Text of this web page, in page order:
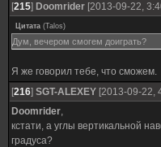
[215] Doomrider [2013-09-22,
Цитата (Talos)
Дум, вечером смогем доиграть?
Я же говорил тебе, что сможем.
[216] SGT-ALEXEY [2013-09-22,
Doomrider,
кстати, а углы вертикальной
градуса?